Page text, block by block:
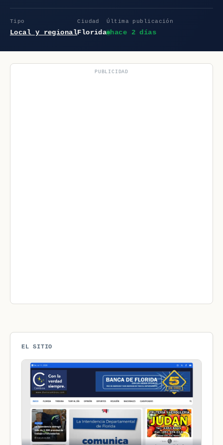
Tipo
Local y regional
Ciudad
Florida
Última publicación
hace 2 días
PUBLICIDAD
EL SITIO